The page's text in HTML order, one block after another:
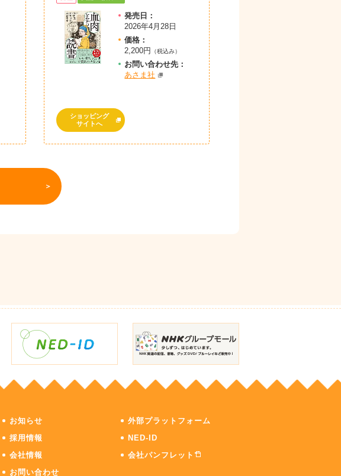
発売日：
2026年4月28日
価格：
2,200円
（税込み）
お問い合わせ先：
あさま社
ショッピング
サイトへ
お知らせ
採用情報
会社情報
お問い合わせ
外部プラットフォーム
NED-ID
会社パンフレット